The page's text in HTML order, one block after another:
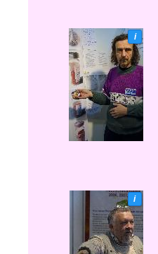
i
i